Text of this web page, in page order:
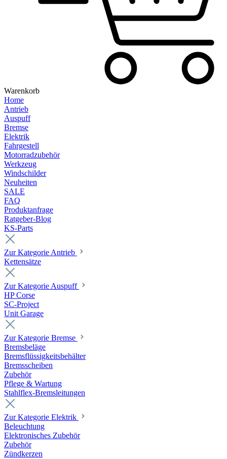
Warenkorb
Home
Antrieb
Auspuff
Bremse
Elektrik
Fahrgestell
Motorradzubehör
Werkzeug
Windschilder
Neuheiten
SALE
FAQ
Produktanfrage
Ratgeber-Blog
KS-Parts
Zur Kategorie Antrieb
Kettensätze
Zur Kategorie Auspuff
HP Corse
SC-Project
Unit Garage
Zur Kategorie Bremse
Bremsbeläge
Bremsflüssigkeitsbehälter
Bremsscheiben
Zubehör
Pflege & Wartung
Stahlflex-Bremsleitungen
Zur Kategorie Elektrik
Beleuchtung
Elektronisches Zubehör
Zubehör
Zündkerzen